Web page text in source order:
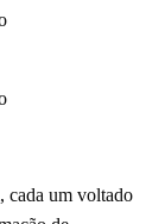
cada um voltado